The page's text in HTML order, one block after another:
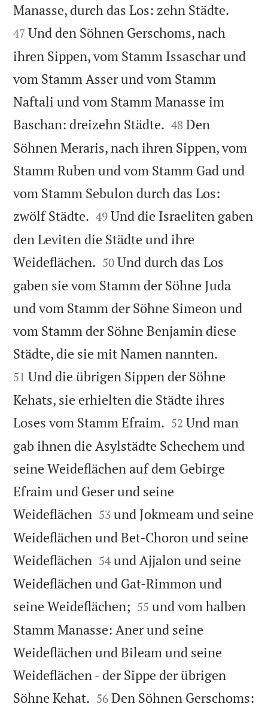
Manasse, durch das Los: zehn Städte.
47 Und den Söhnen Gerschoms, nach
ihren Sippen, vom Stamm Issaschar und
vom Stamm Asser und vom Stamm
Naftali und vom Stamm Manasse im
Baschan: dreizehn Städte. 

48 Den
Söhnen Meraris, nach ihren Sippen, vom
Stamm Ruben und vom Stamm Gad und
vom Stamm Sebulon durch das Los:
zwölf Städte. 

49 Und die Israeliten gaben
den Leviten die Städte und ihre
Weideflächen. 

50 Und durch das Los
gaben sie vom Stamm der Söhne Juda
und vom Stamm der Söhne Simeon und
vom Stamm der Söhne Benjamin diese
Städte, die sie mit Namen nannten.
51 Und die übrigen Sippen der Söhne
Kehats, sie erhielten die Städte ihres
Loses vom Stamm Efraim. 

52 Und man
gab ihnen die Asylstädte Schechem und
seine Weideflächen auf dem Gebirge
Efraim und Geser und seine
Weideflächen 

53 und Jokmeam und seine
Weideflächen und Bet-Choron und seine
Weideflächen 

54 und Ajjalon und seine
Weideflächen und Gat-Rimmon und
seine Weideflächen; 

55 und vom halben
Stamm Manasse: Aner und seine
Weideflächen und Bileam und seine
Weideflächen - der Sippe der übrigen
Söhne Kehat. 

56 Den Söhnen Gerschoms: